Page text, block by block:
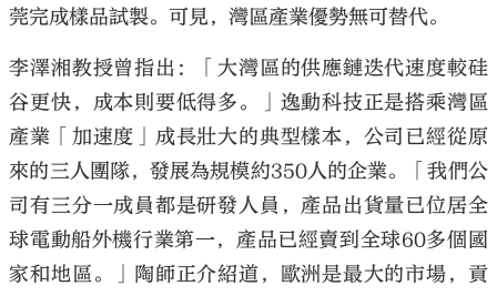
莞完成樣品試製。可見，灣區產業優勢無可替代。
李澤湘教授曾指出：「大灣區的供應鏈迭代速度較硅
谷更快，成本則要低得多。」逸動科技正是搭乘灣區
產業「加速度」成長壯大的典型樣本，公司已經從原
來的三人團隊，發展為規模約350人的企業。「我們公
司有三分一成員都是研發人員，產品出貨量已位居全
球電動船外機行業第一，產品已經賣到全球60多個國
家和地區。」陶師正介紹道，歐洲是最大的市場，貢